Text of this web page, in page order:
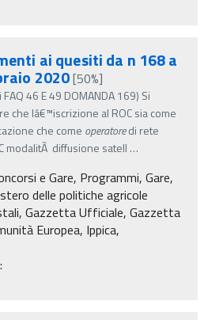
ai quesiti da n 168 a
2020[50%]
FAQ 46 E 49 DOMANDA 169) Si
che lâ€™iscrizione al ROC sia come
che come operatoredi rete
modalitÃ diffusione satell …
e Gare, Programmi, Gare,
delle politiche agricole
Gazzetta Ufficiale, Gazzetta
Europea, Ippica,
: